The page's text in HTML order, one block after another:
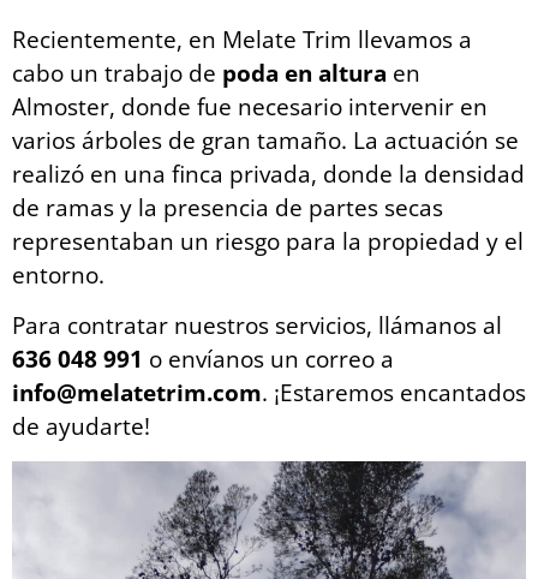
Recientemente, en Melate Trim llevamos a
cabo un trabajo de poda en altura en
Almoster, donde fue necesario intervenir en
varios árboles de gran tamaño. La actuación se
realizó en una finca privada, donde la densidad
de ramas y la presencia de partes secas
representaban un riesgo para la propiedad y el
entorno.
Para contratar nuestros servicios, llámanos al
636 048 991 o envíanos un correo a
info@melatetrim.com. ¡Estaremos encantados
de ayudarte!